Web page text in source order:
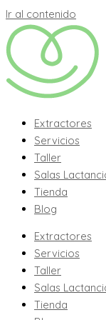
Ir al contenido
Extractores
Servicios
Taller
Salas
Tienda
Blog
Extractores
Servicios
Taller
Salas
Tienda